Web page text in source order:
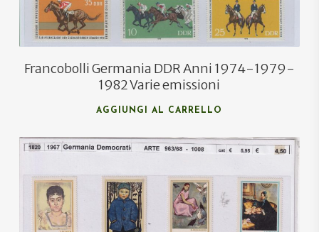
Francobolli Germania DDR Anni 1974-1979-
1982 Varie emissioni
AGGIUNGI AL CARRELLO